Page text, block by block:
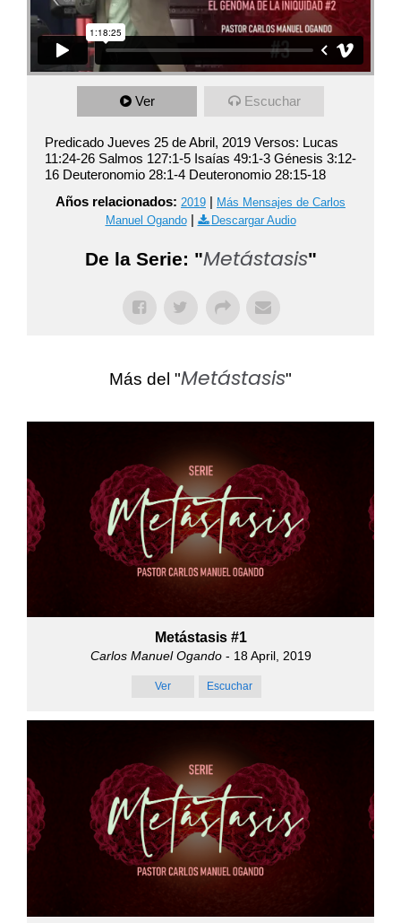
Ver Escuchar
Predicado Jueves 25 de Abril, 2019 Versos: Lucas
11:24-26 Salmos 127:1-5 Isaías 49:1-3 Génesis 3:12-
16 Deuteronomio 28:1-4 Deuteronomio 28:15-18
Años relacionados: 2019 | Más Mensajes de Carlos
Manuel Ogando| Descargar Audio
De la Serie: "Metástasis"
Más del "Metástasis"
Metástasis #1
Carlos Manuel Ogando- 18 April, 2019
Ver Escuchar